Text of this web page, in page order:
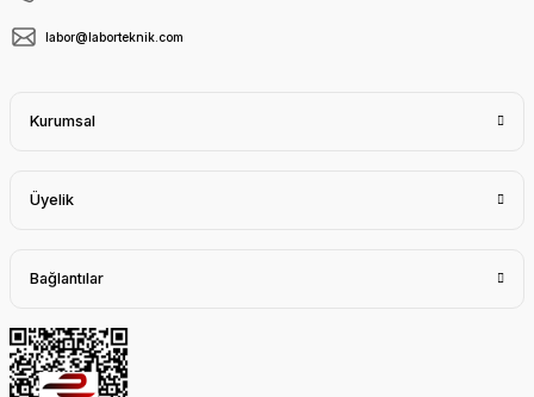
labor@laborteknik.com
Kurumsal
Üyelik
Bağlantılar